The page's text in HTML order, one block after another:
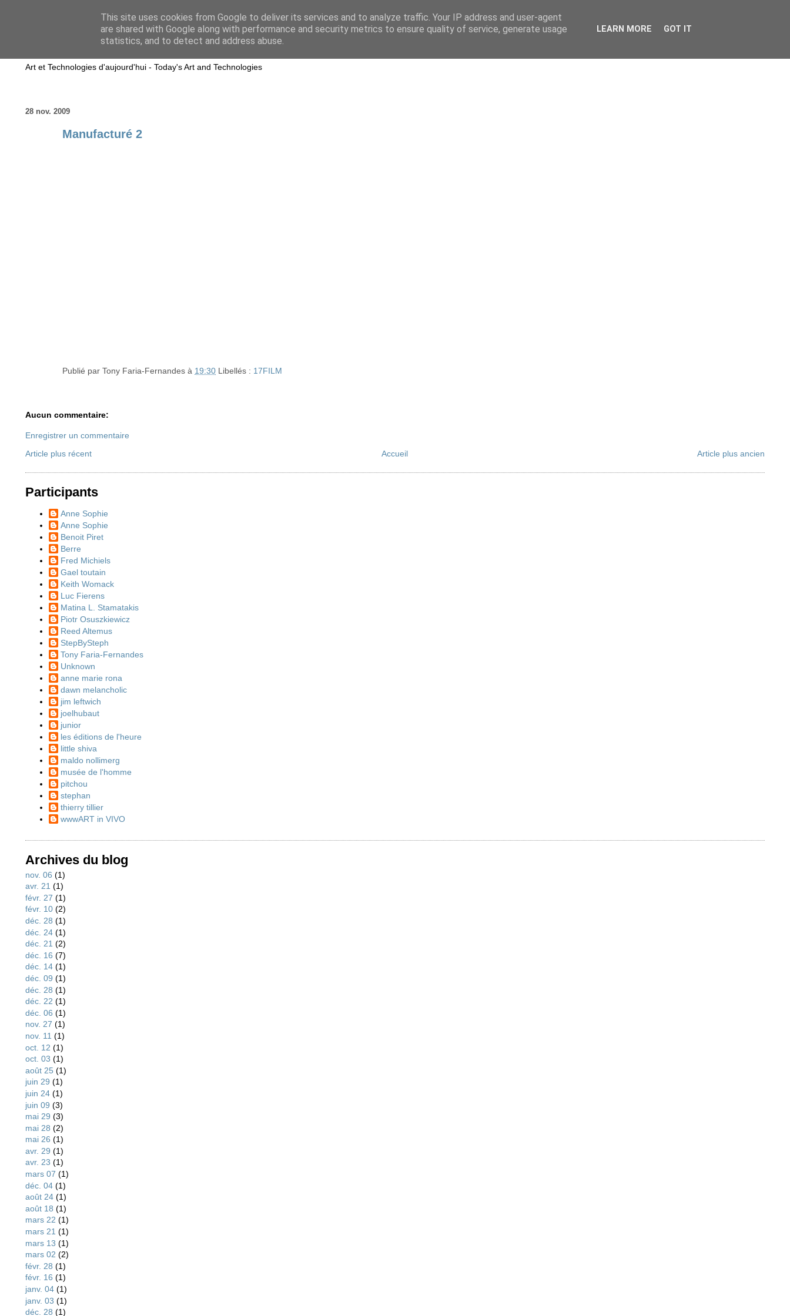
wwwART in VIVO
Art et Technologies d'aujourd'hui - Today's Art and Technologies
28 nov. 2009
Manufacturé 2
Publié parTony Faria-Fernandes à 19:30 Libellés : 17FILM
Aucun commentaire:
Enregistrer un commentaire
Article plus récent
Article plus ancien
Accueil
Participants
Anne Sophie
Anne Sophie
Benoit Piret
Berre
Fred Michiels
Gael toutain
Keith Womack
Luc Fierens
Matina L. Stamatakis
Piotr Osuszkiewicz
Reed Altemus
StepBySteph
Tony Faria-Fernandes
Unknown
anne marie rona
dawn melancholic
jim leftwich
joelhubaut
junior
les éditions de l'heure
little shiva
maldo nollimerg
musée de l'homme
pitchou
stephan
thierry tillier
wwwART in VIVO
Archives du blog
nov. 06 (1)
avr. 21 (1)
févr. 27 (1)
févr. 10 (2)
déc. 28 (1)
déc. 24 (1)
déc. 21 (2)
déc. 16 (7)
déc. 14 (1)
déc. 09 (1)
déc. 28 (1)
déc. 22 (1)
déc. 06 (1)
nov. 27 (1)
nov. 11 (1)
oct. 12 (1)
oct. 03 (1)
août 25 (1)
juin 29 (1)
juin 24 (1)
juin 09 (3)
mai 29 (3)
mai 28 (2)
mai 26 (1)
avr. 29 (1)
avr. 23 (1)
mars 07 (1)
déc. 04 (1)
août 24 (1)
août 18 (1)
mars 22 (1)
mars 21 (1)
mars 13 (1)
mars 02 (2)
févr. 28 (1)
févr. 16 (1)
janv. 04 (1)
janv. 03 (1)
déc. 28 (1)
This site uses cookies from Google to deliver its services and to analyze traffic. Your IP address and user-agent
are shared with Google along with performance and security metrics to ensure quality of service, generate usage
statistics, and to detect and address abuse.
LEARN MORE GOT IT